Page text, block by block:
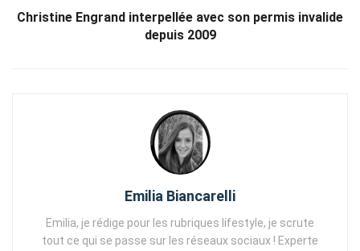
Christine Engrand interpellée avec son permis invalide
depuis 2009
Emilia Biancarelli
Emilia, je rédige pour les rubriques lifestyle, je scrute
tout ce qui se passe sur les réseaux sociaux ! Experte